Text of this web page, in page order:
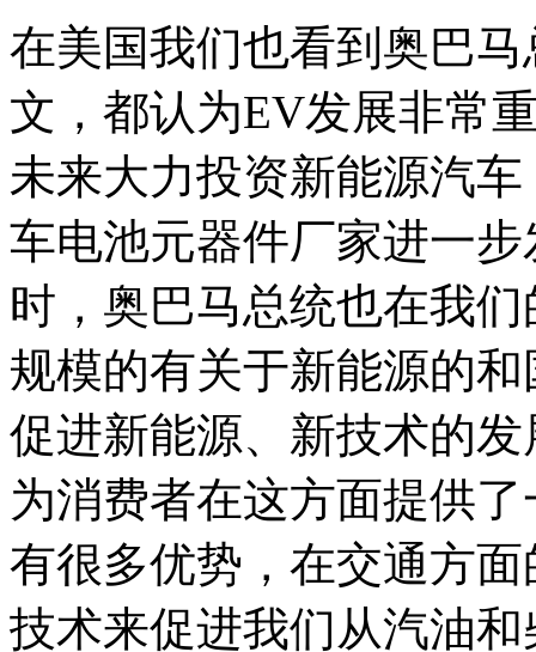
在美国我们也看到奥巴
文，都认为EV发展非常
未来大力投资新能源汽
车电池元器件厂家进一
时，奥巴马总统也在我
规模的有关于新能源的
促进新能源、新技术的
为消费者在这方面提供
有很多优势，在交通方
技术来促进我们从汽油